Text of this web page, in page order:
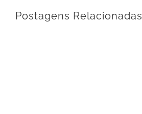
Postagens Relacionadas